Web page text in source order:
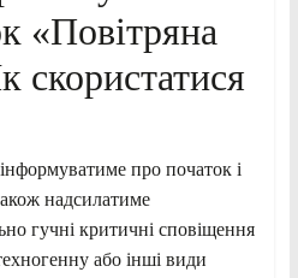
«Повітряна
скористатися
про початок і
надсилатиме
гучні критичні сповіщення
або інші види